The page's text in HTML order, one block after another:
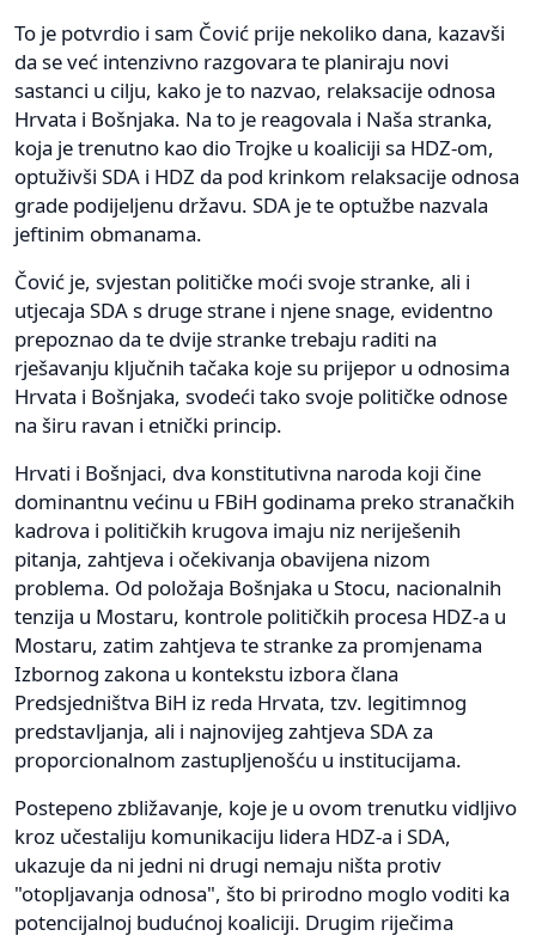
To je potvrdio i sam Čović prije nekoliko dana, kazavši
da se već intenzivno razgovara te planiraju novi
sastanci u cilju, kako je to nazvao, relaksacije odnosa
Hrvata i Bošnjaka. Na to je reagovala i Naša stranka,
koja je trenutno kao dio Trojke u koaliciji sa HDZ-om,
optuživši SDA i HDZ da pod krinkom relaksacije odnosa
grade podijeljenu državu. SDA je te optužbe nazvala
jeftinim obmanama.
Čović je, svjestan političke moći svoje stranke, ali i
utjecaja SDA s druge strane i njene snage, evidentno
prepoznao da te dvije stranke trebaju raditi na
rješavanju ključnih tačaka koje su prijepor u odnosima
Hrvata i Bošnjaka, svodeći tako svoje političke odnose
na širu ravan i etnički princip.
Hrvati i Bošnjaci, dva konstitutivna naroda koji čine
dominantnu većinu u FBiH godinama preko stranačkih
kadrova i političkih krugova imaju niz neriješenih
pitanja, zahtjeva i očekivanja obavijena nizom
problema. Od položaja Bošnjaka u Stocu, nacionalnih
tenzija u Mostaru, kontrole političkih procesa HDZ-a u
Mostaru, zatim zahtjeva te stranke za promjenama
Izbornog zakona u kontekstu izbora člana
Predsjedništva BiH iz reda Hrvata, tzv. legitimnog
predstavljanja, ali i najnovijeg zahtjeva SDA za
proporcionalnom zastupljenošću u institucijama.
Postepeno zbližavanje, koje je u ovom trenutku vidljivo
kroz učestaliju komunikaciju lidera HDZ-a i SDA,
ukazuje da ni jedni ni drugi nemaju ništa protiv
"otopljavanja odnosa", što bi prirodno moglo voditi ka
potencijalnoj budućnoj koaliciji. Drugim riječima